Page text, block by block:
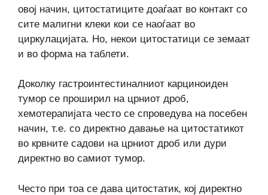
овој начин, цитостатиците доаѓаат во контакт со
сите малигни клеки кои се наоѓаат во
циркулацијата. Но, некои цитостатици се земаат
и во форма на таблети.
Доколку гастроинтестиналниот карциноиден
тумор се проширил на црниот дроб,
хемотерапијата често се спроведува на посебен
начин, т.е. со директно давање на цитостатикот
во крвните садови на црниот дроб или дури
директно во самиот тумор.
Често при тоа се дава цитостатик, кој директно